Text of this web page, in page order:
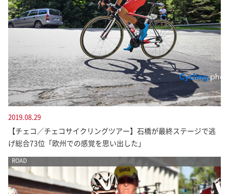
2019.08.29
【チェコ／チェコサイクリングツアー】石橋が最終ステージで逃
げ総合73位「欧州での感覚を思い出した」
ROAD